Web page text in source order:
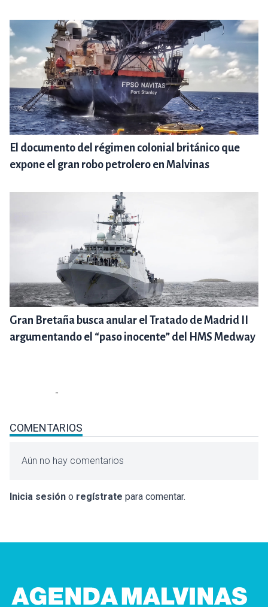
El documento del régimen colonial británico que
expone el gran robo petrolero en Malvinas
Gran Bretaña busca anular el Tratado de Madrid II
argumentando el “paso inocente” del HMS Medway
COMENTARIOS
Aún no hay comentarios
Inicia sesión o regístrate para comentar.